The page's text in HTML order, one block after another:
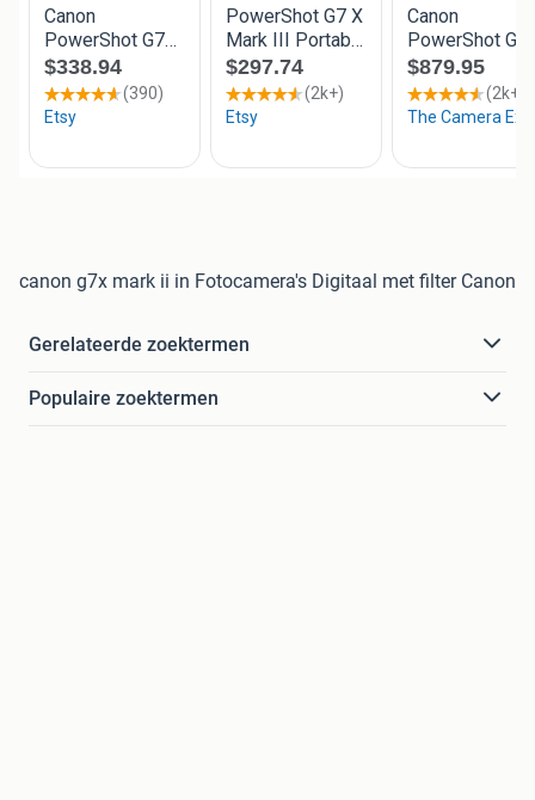
canon g7x mark ii in Fotocamera's Digitaal met filter Canon
Gerelateerde zoektermen
Populaire zoektermen